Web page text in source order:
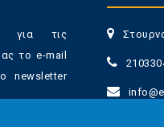
για τις
το e-mail
newsletter